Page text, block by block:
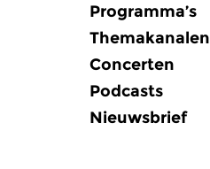
Programma’s
Themakanalen
Concerten
Podcasts
Nieuwsbrief